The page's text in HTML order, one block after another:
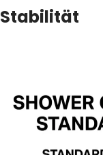
Stabilität